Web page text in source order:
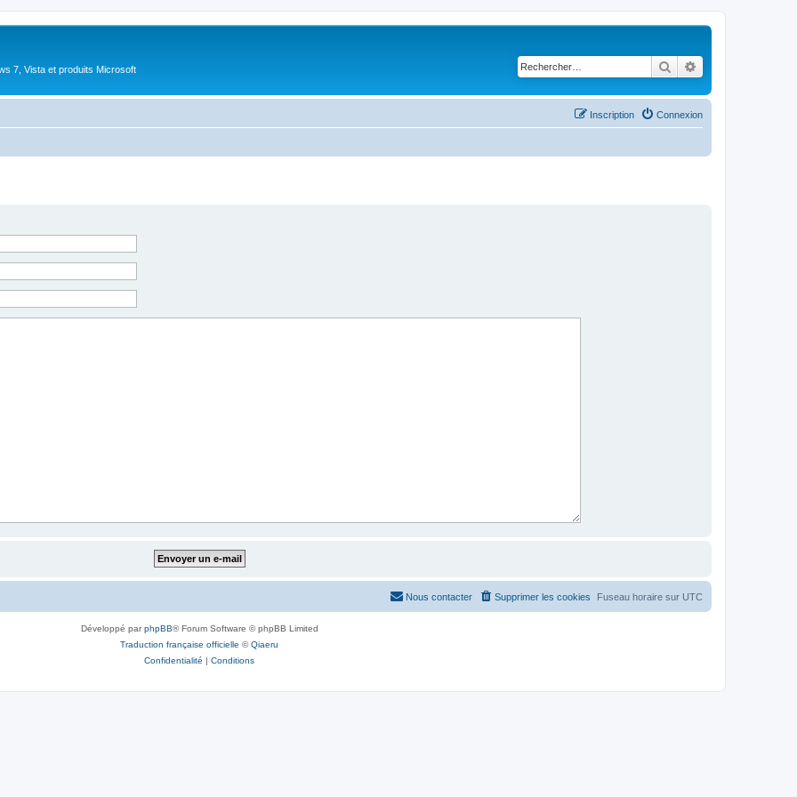
7, Vista et produits Microsoft Rechercher
Connexion
Inscription
Fuseau horaire sur UTC
Supprimer les cookies
Nous contacter
Développé parphpBB® Forum Software © phpBB Limited
Traduction française officielle ©Qiaeru
Confidentialité | Conditions